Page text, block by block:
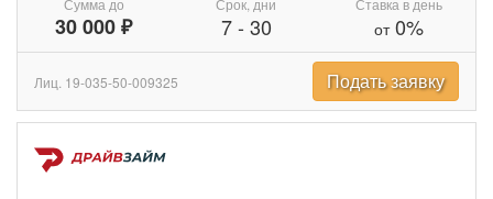
Сумма до
30 000 ₽
Срок, дни
7- 30
Ставка в день
от0%
Лиц. 19-035-50-009325 Подать заявку